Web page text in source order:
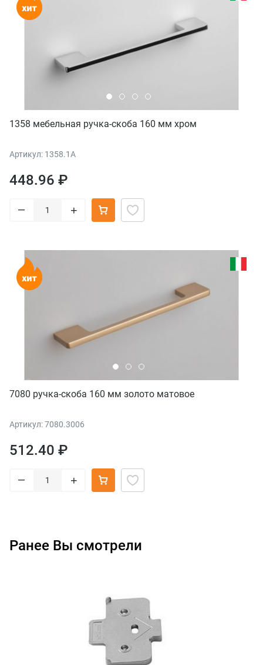
1358 мебельная ручка-скоба 160 мм хром
Артикул: 1358.1A
448.96 ₽
– +
7080 ручка-скоба 160 мм золото матовое
Артикул: 7080.3006
512.40 ₽
– +
Ранее Вы смотрели